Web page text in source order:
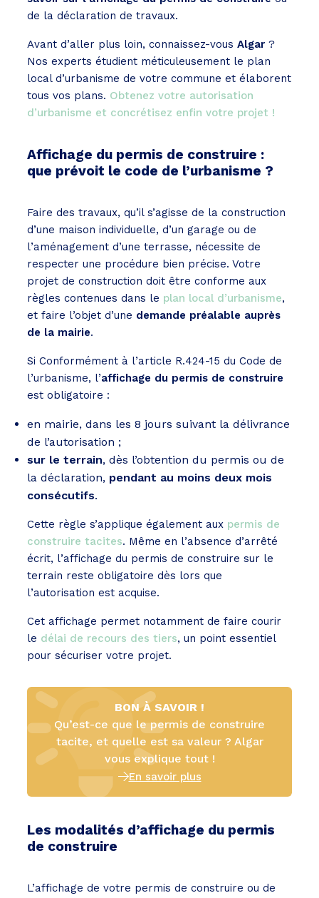
de la déclaration de travaux.
Avant d’aller plus loin, connaissez-vous Algar ?
Nos experts étudient méticuleusement le plan
local d’urbanisme de votre commune et élaborent
tous vos plans. Obtenez votre autorisation
d’urbanisme et concrétisez enfin votre projet !
Affichage du permis de construire :
que prévoit le code de l’urbanisme ?
Faire des travaux, qu’il s’agisse de la construction
d’une maison individuelle, d’un garage ou de
l’aménagement d’une terrasse, nécessite de
respecter une procédure bien précise. Votre
projet de construction doit être conforme aux
règles contenues dans le plan local d’urbanisme,
et faire l’objet d’une demande préalable auprès
de la mairie.
Si Conformément à l’article R.424-15 du Code de
l’urbanisme, l’affichage du permis de construire
est obligatoire :
en mairie, dans les 8 jours suivant la délivrance
de l’autorisation ;
sur le terrain, dès l’obtention du permis ou de
la déclaration, pendant au moins deux mois
consécutifs.
Cette règle s’applique également aux permis de
construire tacites. Même en l’absence d’arrêté
écrit, l’affichage du permis de construire sur le
terrain reste obligatoire dès lors que
l’autorisation est acquise.
Cet affichage permet notamment de faire courir
le délai de recours des tiers, un point essentiel
pour sécuriser votre projet.
BON À SAVOIR !
Qu’est-ce que le permis de construire
tacite, et quelle est sa valeur ? Algar
vous explique tout !
En savoir plus
Les modalités d’affichage du permis
de construire
L’affichage de votre permis de construire ou de